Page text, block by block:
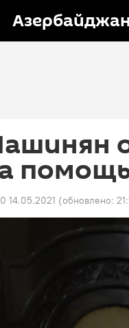
Азербайджан
14.05.2021 (обновлено: